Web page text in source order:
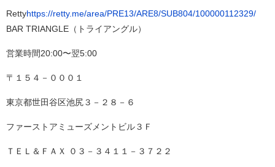
Rettyhttps://retty.me/area/PRE13/ARE8/SUB804/100000112329/
BAR TRIANGLE（トライアングル）
営業時間20:00〜翌5:00
〒１５４－０００１
東京都世田谷区池尻３－２８－６
ファーストアミューズメントビル３Ｆ
ＴＥＬ＆ＦＡＸ ０３－３４１１－３７２２